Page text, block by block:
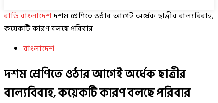
বাড়িবাংলাদেশদশম শ্রেণিতে ওঠার আগেই অর্ধেক ছাত্রীর বাল্যবিবাহ,
কয়েকটি কারণ বলছে পরিবার
বাংলাদেশ
দশম শ্রেণিতে ওঠার আগেই অর্ধেক ছাত্রীর
বাল্যবিবাহ, কয়েকটি কারণ বলছে পরিবার